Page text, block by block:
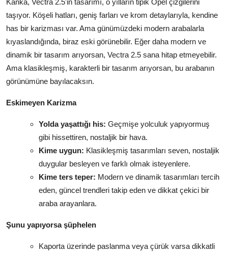
taşıyor. Köşeli hatları, geniş farları ve krom detaylarıyla, kendine
has bir karizması var. Ama günümüzdeki modern arabalarla
kıyaslandığında, biraz eski görünebilir. Eğer daha modern ve
dinamik bir tasarım arıyorsan, Vectra 2.5 sana hitap etmeyebilir.
Ama klasikleşmiş, karakterli bir tasarım arıyorsan, bu arabanın
görünümüne bayılacaksın.
Eskimeyen Karizma
Yolda yaşattığı his: Geçmişe yolculuk yapıyormuş
gibi hissettiren, nostaljik bir hava.
Kime uygun: Klasikleşmiş tasarımları seven, nostaljik
duygular besleyen ve farklı olmak isteyenlere.
Kime ters teper: Modern ve dinamik tasarımları tercih
eden, güncel trendleri takip eden ve dikkat çekici bir
araba arayanlara.
Şunu yapıyorsa şüphelen
Kaporta üzerinde paslanma veya çürük varsa dikkatli